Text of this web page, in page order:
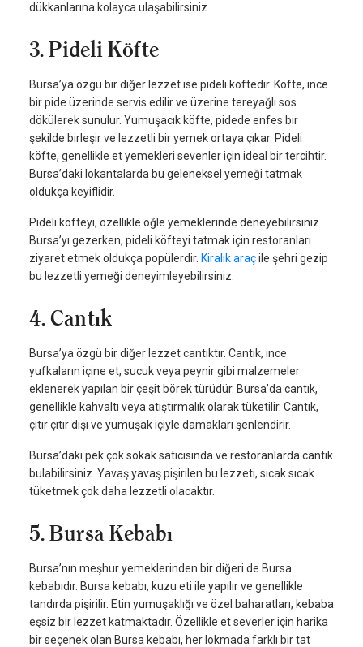
dükkanlarına kolayca ulaşabilirsiniz.
3. Pideli Köfte
Bursa’ya özgü bir diğer lezzet ise pideli köftedir. Köfte, ince
bir pide üzerinde servis edilir ve üzerine tereyağlı sos
dökülerek sunulur. Yumuşacık köfte, pidede enfes bir
şekilde birleşir ve lezzetli bir yemek ortaya çıkar. Pideli
köfte, genellikle et yemekleri sevenler için ideal bir tercihtir.
Bursa’daki lokantalarda bu geleneksel yemeği tatmak
oldukça keyiflidir.
Pideli köfteyi, özellikle öğle yemeklerinde deneyebilirsiniz.
Bursa’yı gezerken, pideli köfteyi tatmak için restoranları
ziyaret etmek oldukça popülerdir. Kiralık araçile şehri gezip
bu lezzetli yemeği deneyimleyebilirsiniz.
4. Cantık
Bursa’ya özgü bir diğer lezzet cantıktır. Cantık, ince
yufkaların içine et, sucuk veya peynir gibi malzemeler
eklenerek yapılan bir çeşit börek türüdür. Bursa’da cantık,
genellikle kahvaltı veya atıştırmalık olarak tüketilir. Cantık,
çıtır çıtır dışı ve yumuşak içiyle damakları şenlendirir.
Bursa’daki pek çok sokak satıcısında ve restoranlarda cantık
bulabilirsiniz. Yavaş yavaş pişirilen bu lezzeti, sıcak sıcak
tüketmek çok daha lezzetli olacaktır.
5. Bursa Kebabı
Bursa’nın meşhur yemeklerinden bir diğeri de Bursa
kebabıdır. Bursa kebabı, kuzu eti ile yapılır ve genellikle
tandırda pişirilir. Etin yumuşaklığı ve özel baharatları, kebaba
eşsiz bir lezzet katmaktadır. Özellikle et severler için harika
bir seçenek olan Bursa kebabı, her lokmada farklı bir tat